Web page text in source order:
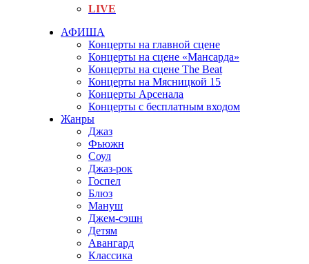
LIVE
АФИША
Концерты на главной сцене
Концерты на сцене «Мансарда»
Концерты на сцене The Beat
Концерты на Мясницкой 15
Концерты Арсенала
Концерты с бесплатным входом
Жанры
Джаз
Фьюжн
Соул
Джаз-рок
Госпел
Блюз
Мануш
Джем-сэшн
Детям
Авангард
Классика